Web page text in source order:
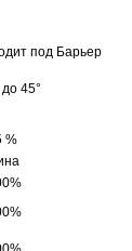
под Барьер
45°
%